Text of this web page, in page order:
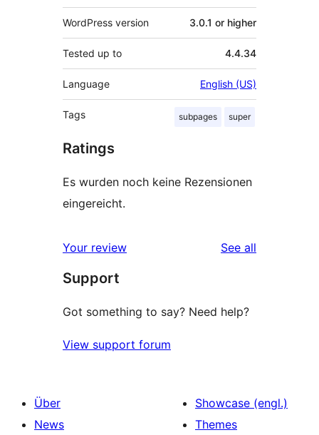
WordPress version 3.0.1 or higher
Tested up to 4.4.34
Language English (US)
Tags subpages super
Ratings
Es wurden noch keine Rezensionen
eingereicht.
Your review See all
Support
Got something to say? Need help?
View support forum
Über
News
Showcase (engl.)
Themes